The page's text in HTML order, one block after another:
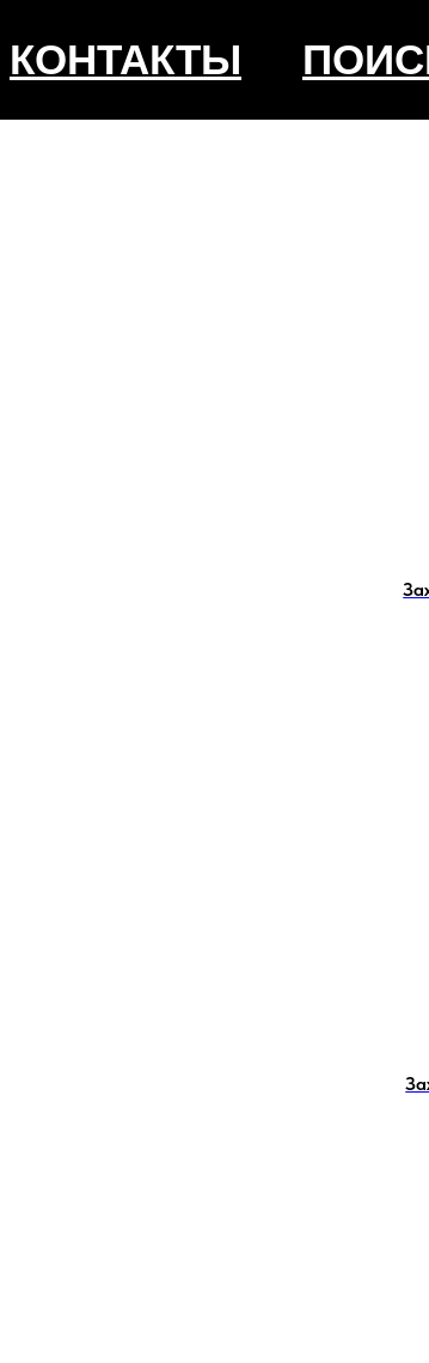
КОНТАКТЫ